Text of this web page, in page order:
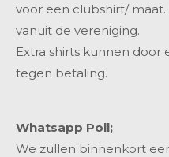
voor een clubshirt/
vanuit de vereniging.
Extra shirts kunnen
tegen betaling.
Whatsapp Poll;
We zullen binnenkort